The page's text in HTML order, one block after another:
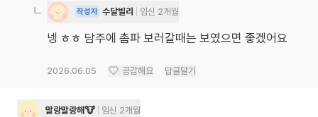
작성자 수달빌리 임신 2개월
넹 ㅎㅎ 담주에 촘파 보러갈때는 보였으면 좋겠어요
2026.06.05 공감해요 답글달기
말랑말랑해🐮 임신 2개월